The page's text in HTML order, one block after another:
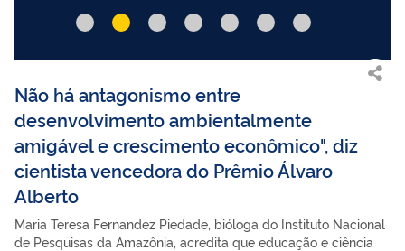
Não há antagonismo entre
desenvolvimento ambientalmente
amigável e crescimento econômico", diz
cientista vencedora do Prêmio Álvaro
Alberto
Maria Teresa Fernandez Piedade, bióloga do Instituto Nacional
de Pesquisas da Amazônia, acredita que educação e ciência